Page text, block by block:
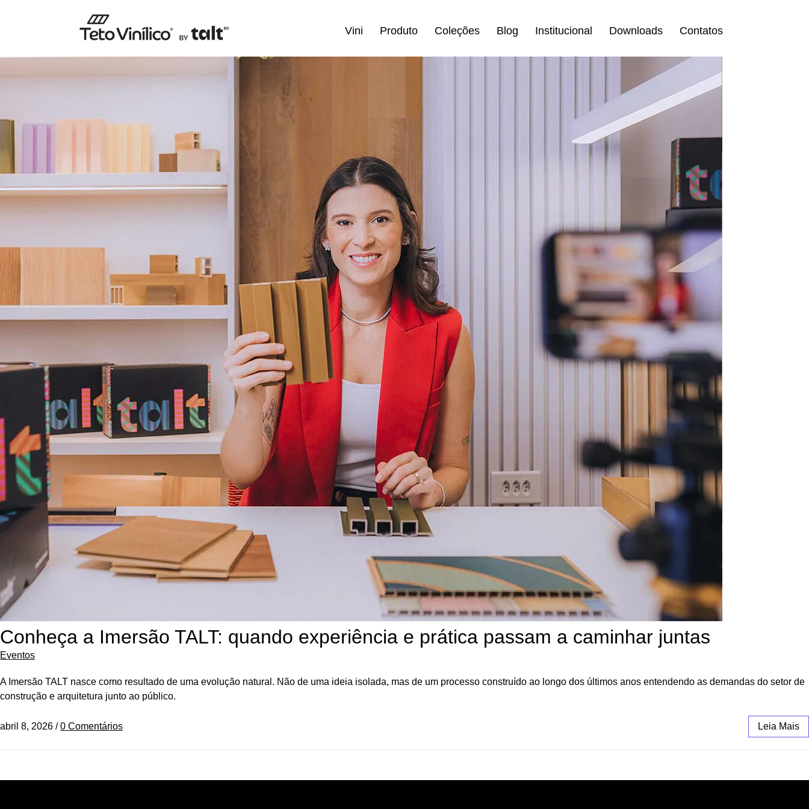
Vini Produto Coleções Blog Institucional Downloads Contatos
Conheça a Imersão TALT: quando experiência e prática passam a caminhar juntas
Eventos
A Imersão TALT nasce como resultado de uma evolução natural. Não de uma ideia isolada, mas de um processo construído ao longo dos últimos anos entendendo as demandas do setor de
construção e arquitetura junto ao público.
abril 8, 2026 / 0 Comentários Leia Mais